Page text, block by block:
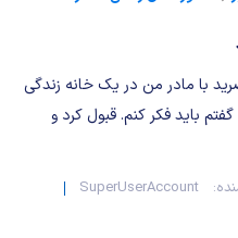
با مادر من در یک خانه زندگی
باید فکر کنم. قبول کرد و
SuperUserAccount